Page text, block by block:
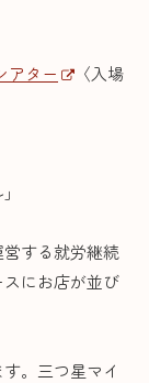
アター
〈入場
する就労継続
にお店が並び
。三つ星マイ